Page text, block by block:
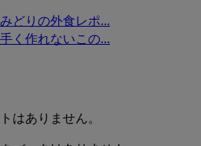
どりの外食レポ...
く作れないこの...
はありません。